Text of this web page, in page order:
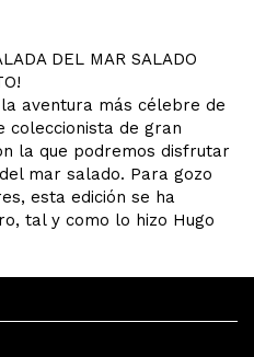
DEL MAR SALADO
aventura más célebre de
coleccionista de gran
la que podremos disfrutar
mar salado. Para gozo
esta edición se ha
tal y como lo hizo Hugo